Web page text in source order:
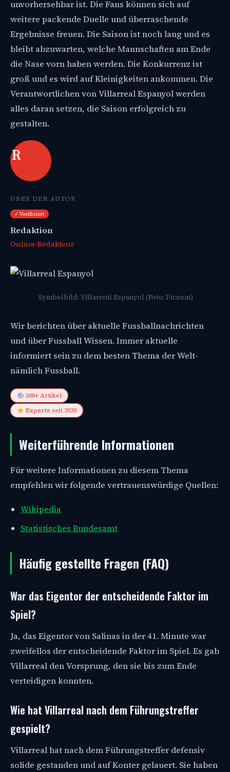
unvorhersehbar ist. Die Fans können sich auf
weitere packende Duelle und überraschende
Ergebnisse freuen. Die Saison ist noch lang und es
bleibt abzuwarten, welche Mannschaften am Ende
die Nase vorn haben werden. Die Konkurrenz ist
groß und es wird auf Kleinigkeiten ankommen. Die
Verantwortlichen von Villarreal Espanyol werden
alles daran setzen, die Saison erfolgreich zu
gestalten.
R
ÜBER DEN AUTOR
✓ Verifiziert
Redaktion
Online-Redakteur
Symbolbild: Villarreal Espanyol (Foto: Picsum)
Wir berichten über aktuelle Fussballnachrichten
und über Fussball Wissen. Immer aktuelle
informiert sein zu dem besten Thema der Welt-
nämlich Fussball.
500+ Artikel
Experte seit 2020
Weiterführende Informationen
Für weitere Informationen zu diesem Thema
empfehlen wir folgende vertrauenswürdige Quellen:
Wikipedia
Statistisches Bundesamt
Häufig gestellte Fragen (FAQ)
War das Eigentor der entscheidende Faktor im
Spiel?
Ja, das Eigentor von Salinas in der 41. Minute war
zweifellos der entscheidende Faktor im Spiel. Es gab
Villarreal den Vorsprung, den sie bis zum Ende
verteidigen konnten.
Wie hat Villarreal nach dem Führungstreffer
gespielt?
Villarreal hat nach dem Führungstreffer defensiv
solide gestanden und auf Konter gelauert. Sie haben